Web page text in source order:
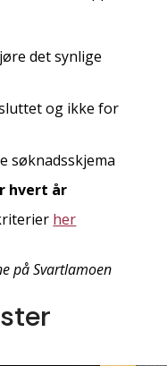
det synlige
og ikke for
søknadsskjema
hvert år
her
på Svartlamoen